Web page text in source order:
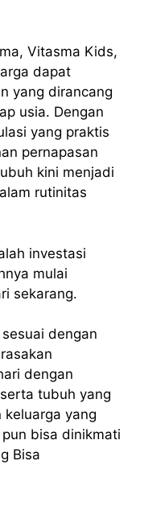
Vitasma Kids,
dapat
yang dirancang
usia. Dengan
yang praktis
pernapasan
kini menjadi
rutinitas
investasi
mulai
sekarang.
dengan
dengan
tubuh yang
yang
bisa dinikmati
Bisa